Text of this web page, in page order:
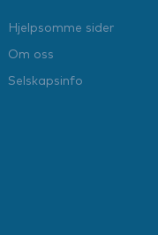
Hjelpsomme sider
Om oss
Selskapsinfo